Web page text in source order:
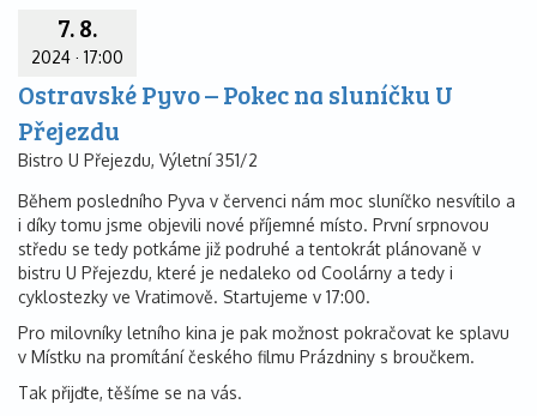
7. 8.
2024 ·17:00
Ostravské Pyvo – Pokec na sluníčku U
Přejezdu
Bistro U Přejezdu, Výletní 351/2
Během posledního Pyva v červenci nám moc sluníčko nesvítilo a
i díky tomu jsme objevili nové příjemné místo. První srpnovou
středu se tedy potkáme již podruhé a tentokrát plánovaně v
bistru U Přejezdu, které je nedaleko od Coolárny a tedy i
cyklostezky ve Vratimově. Startujeme v 17:00.
Pro milovníky letního kina je pak možnost pokračovat ke splavu
v Místku na promítání českého filmu Prázdniny s broučkem.
Tak přijďte, těšíme se na vás.